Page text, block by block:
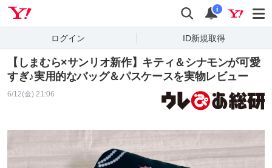
検索 通知
i
ログイン ID新規取得
【しまむら×サンリオ新作】キティ＆シナモンが可愛
すぎ♪実用的なバッグ＆パスケースを実物レビュー
6/12(金) 21:06